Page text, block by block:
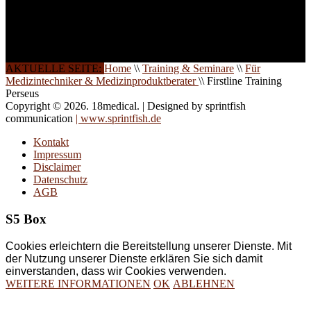
AKTUELLE SEITE: Home \\ Training & Seminare \\ Für
Medizintechniker & Medizinproduktberater\\ Firstline Training
Perseus
Copyright © 2026. 18medical. | Designed by sprintfish
communication | www.sprintfish.de
Kontakt
Impressum
Disclaimer
Datenschutz
AGB
S5 Box
Cookies erleichtern die Bereitstellung unserer Dienste. Mit
der Nutzung unserer Dienste erklären Sie sich damit
einverstanden, dass wir Cookies verwenden.
WEITERE INFORMATIONEN OK ABLEHNEN